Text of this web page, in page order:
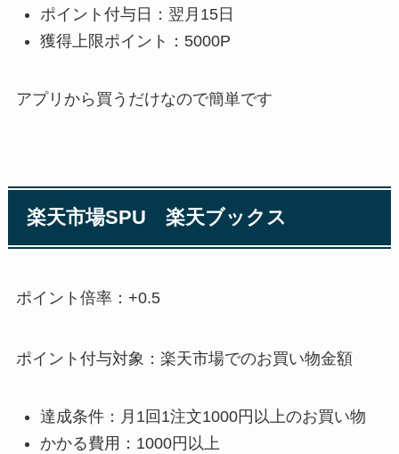
ポイント付与日：翌月15日
獲得上限ポイント：5000P
アプリから買うだけなので簡単です
楽天市場SPU 楽天ブックス
ポイント倍率：+0.5
ポイント付与対象：楽天市場でのお買い物金額
達成条件：月1回1注文1000円以上のお買い物
かかる費用：1000円以上